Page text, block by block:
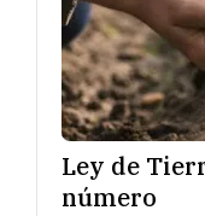
Ley de
número